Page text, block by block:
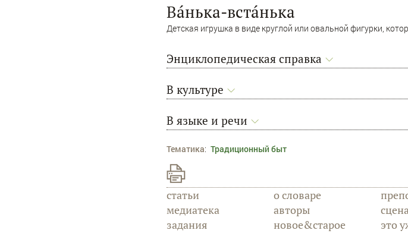
Вáнька-встáнька
Детская игрушка в виде круглой или овальной фигурки,
Энциклопедическая справка
В культуре
В языке и речи
Тематика: Традиционный быт
статьи
медиатека
задания
о словаре
авторы
новое&старое
это